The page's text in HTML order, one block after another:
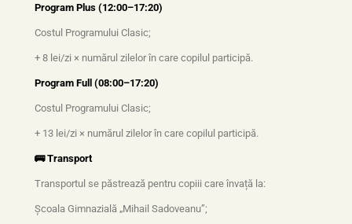
Program Plus (12:00–17:20)
Costul Programului Clasic;
+ 8 lei/zi × numărul zilelor în care copilul participă.
Program Full (08:00–17:20)
Costul Programului Clasic;
+ 13 lei/zi × numărul zilelor în care copilul participă.
🚌 Transport
Transportul se păstrează pentru copiii care învață la:
Școala Gimnazială „Mihail Sadoveanu”;